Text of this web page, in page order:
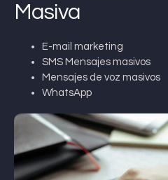
Masiva
E-mail marketing
SMS Mensajes masivos
Mensajes de voz masivos
WhatsApp